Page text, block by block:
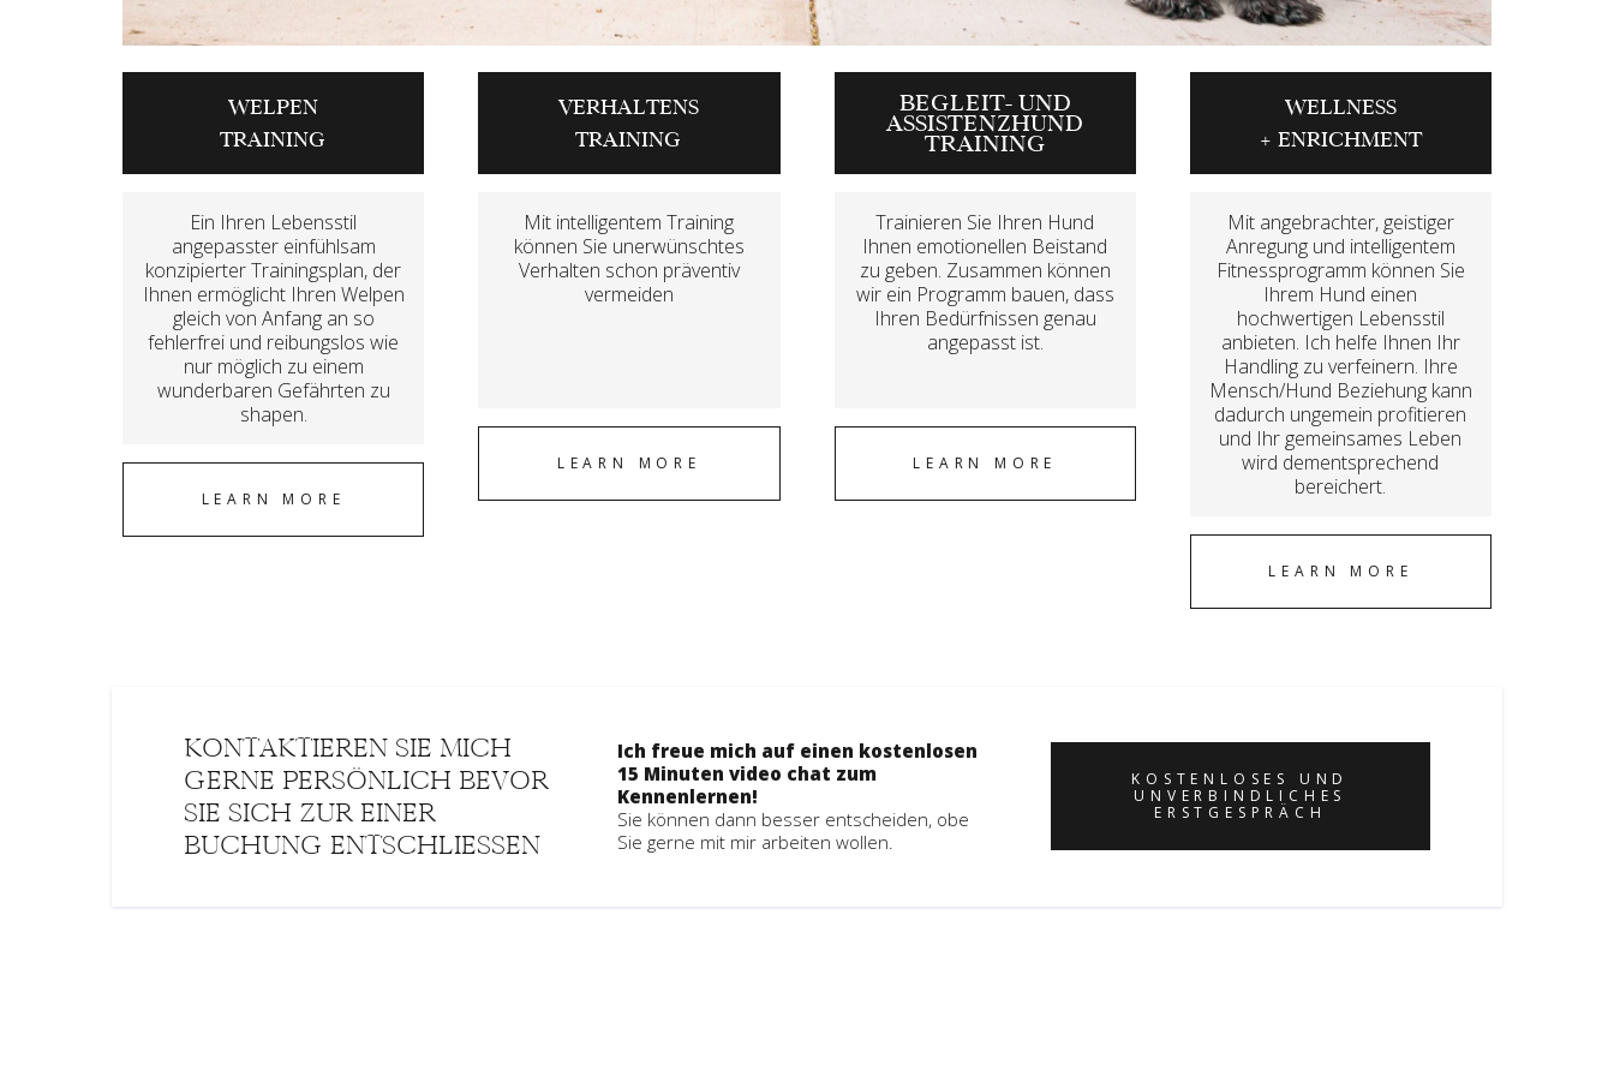
WELPEN
TRAINING
Ein Ihren Lebensstil
angepasster einfühlsam
konzipierter Trainingsplan, der
Ihnen ermöglicht Ihren Welpen
gleich von Anfang an so
fehlerfrei und reibungslos wie
nur möglich zu einem
wunderbaren Gefährten zu
shapen.
LEARN MORE
VERHALTENS
TRAINING
Mit intelligentem Training
können Sie unerwünschtes
Verhalten schon präventiv
vermeiden
LEARN MORE
BEGLEIT- UND
ASSISTENZHUND
TRAINING
Trainieren Sie Ihren Hund
Ihnen emotionellen Beistand
zu geben. Zusammen können
wir ein Programm bauen, dass
Ihren Bedürfnissen genau
angepasst ist.
LEARN MORE
WELLNESS
+ ENRICHMENT
Mit angebrachter, geistiger
Anregung und intelligentem
Fitnessprogramm können Sie
Ihrem Hund einen
hochwertigen Lebensstil
anbieten. Ich helfe Ihnen Ihr
Handling zu verfeinern. Ihre
Mensch/Hund Beziehung kann
dadurch ungemein profitieren
und Ihr gemeinsames Leben
wird dementsprechend
bereichert.
LEARN MORE
KONTAKTIEREN SIE MICH
GERNE PERSÖNLICH BEVOR
SIE SICH ZUR EINER
BUCHUNG ENTSCHLIESSEN
Ich freue mich auf einen kostenlosen
15 Minuten video chat zum
Kennenlernen!
Sie können dann besser entscheiden, obe
Sie gerne mit mir arbeiten wollen.
KOSTENLOSES UND
UNVERBINDLICHES
ERSTGESPRÄCH